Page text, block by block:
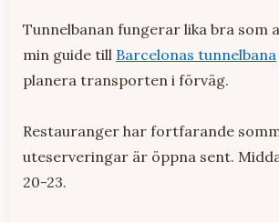
Tunnelbanan fungerar lika bra som
min guide till Barcelonas tunnelbana
planera transporten i förväg.
Restauranger har fortfarande
uteserveringar är öppna sent.
20-23.